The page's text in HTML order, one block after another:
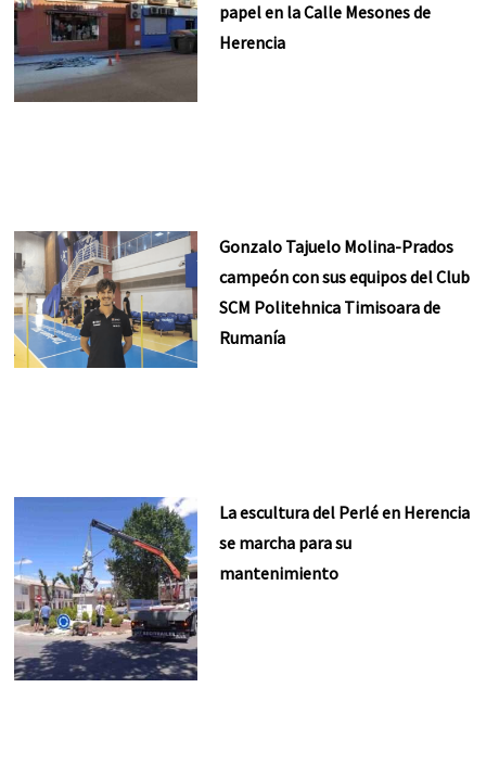
papel en la Calle Mesones de
Herencia
Gonzalo Tajuelo Molina-Prados
campeón con sus equipos del Club
SCM Politehnica Timisoara de
Rumanía
La escultura del Perlé en Herencia
se marcha para su
mantenimiento